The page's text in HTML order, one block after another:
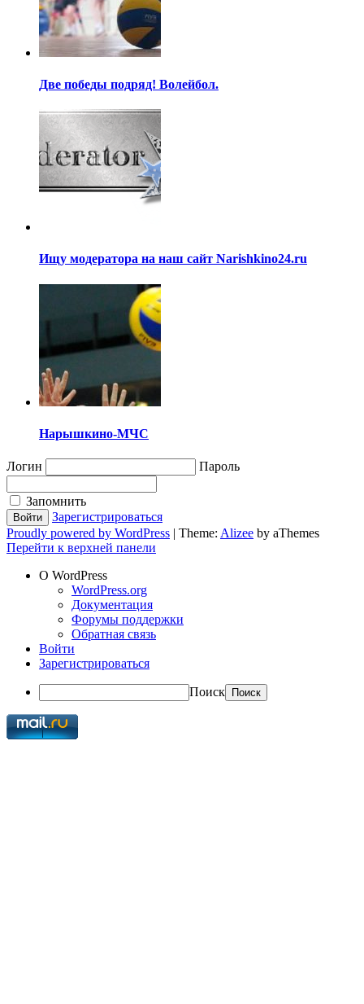
Две победы подряд! Волейбол.
Ищу модератора на наш сайт Narishkino24.ru
Нарышкино-МЧС
Логин Пароль
Запомнить
Зарегистрироваться
Proudly powered by WordPress | Theme: Alizee by aThemes
Перейти к верхней панели
О WordPress
WordPress.org
Документация
Форумы поддержки
Обратная связь
Войти
Зарегистрироваться
Поиск